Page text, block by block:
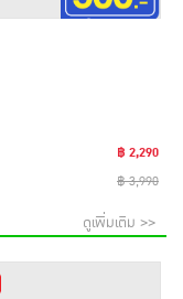
฿ 2,290
฿ 3,990
ดูเพิ่มเติม >>